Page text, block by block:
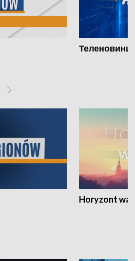
Теленовини
Horyzont